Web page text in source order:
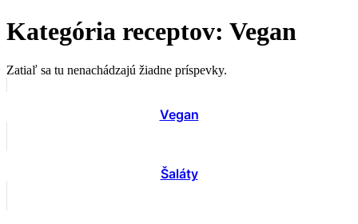
Kategória receptov: Vegan
Zatiaľ sa tu nenachádzajú žiadne príspevky.
Vegan
Šaláty